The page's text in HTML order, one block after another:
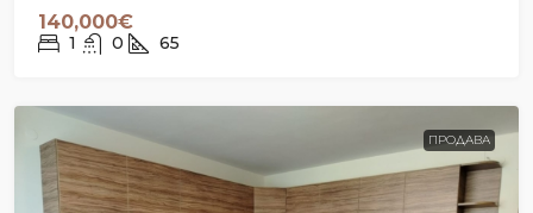
140,000€
1 0 65
ПРОДАВА